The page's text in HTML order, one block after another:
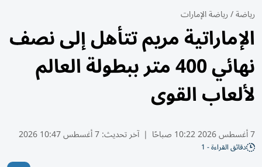
رياضة/رياضة الإمارات
الإماراتية مريم تتأهل إلى نصف
نهائي 400 متر ببطولة العالم
لألعاب القوى
7 أغسطس 2026 10:22 صباحًا | آخر تحديث:7 أغسطس 10:47 2026
دقائق القراءة - 1